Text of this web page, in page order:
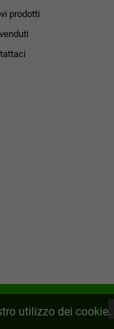
prodotti
utilizzo dei cookie.